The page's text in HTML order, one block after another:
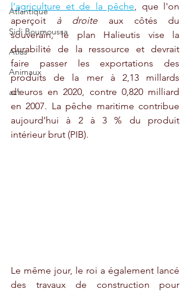
Atlantique
Sidi Boumoussa
Atlas
Animaux
act
l’agriculture et de la pêche, que l'on
aperçoit à droite aux côtés du
souverain, le plan Halieutis vise la
durabilité de la ressource et devrait
faire passer les exportations des
produits de la mer à 2,13 millards
d’euros en 2020, contre 0,820 milliard
en 2007. La pêche maritime contribue
aujourd’hui à 2 à 3 % du produit
intérieur brut (PIB).
Le même jour, le roi a également lancé
des travaux de construction pour